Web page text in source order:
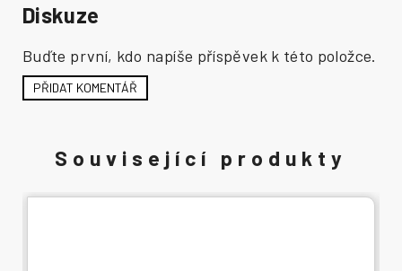
Diskuze
Buďte první, kdo napíše příspěvek k této položce.
PŘIDAT KOMENTÁŘ